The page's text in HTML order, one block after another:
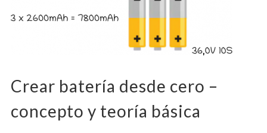
Crear batería desde cero –
concepto y teoría básica